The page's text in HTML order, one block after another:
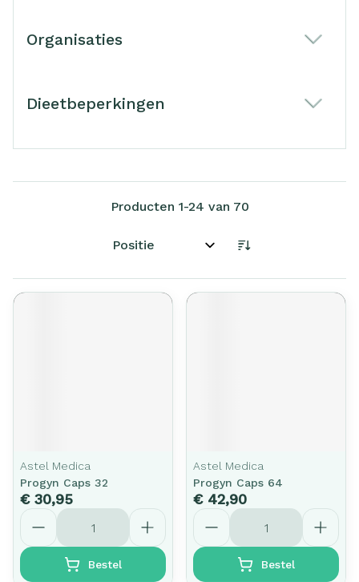
Organisaties
Dieetbeperkingen
Producten 1-24 van 70
Sorteer op:
Astel Medica
Progyn Caps 32
€ 30,95
Aantal
Bestel
Astel Medica
Progyn Caps 64
€ 42,90
Aantal
Bestel